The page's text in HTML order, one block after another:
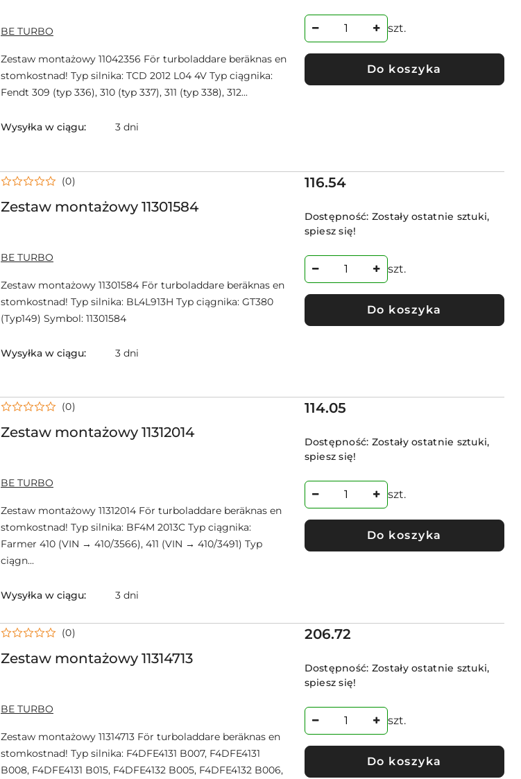
NAZWA
PRODUCENTA:
BE TURBO
Zestaw montażowy 11042356 För turboladdare beräknas en
stomkostnad! Typ silnika: TCD 2012 L04 4V Typ ciągnika:
Fendt 309 (typ 336), 310 (typ 337), 311 (typ 338), 312...
Wysyłka w ciągu: 3 dni
szt.
Do koszyka
Zestaw montażowy 11301584
(0)
NAZWA
PRODUCENTA:
BE TURBO
Zestaw montażowy 11301584 För turboladdare beräknas en
stomkostnad! Typ silnika: BL4L913H Typ ciągnika: GT380
(Typ149) Symbol: 11301584
Wysyłka w ciągu: 3 dni
Cena:
116.54
Dostępność: Zostały ostatnie sztuki,
spiesz się!
szt.
Do koszyka
Zestaw montażowy 11312014
(0)
NAZWA
PRODUCENTA:
BE TURBO
Zestaw montażowy 11312014 För turboladdare beräknas en
stomkostnad! Typ silnika: BF4M 2013C Typ ciągnika:
Farmer 410 (VIN → 410/3566), 411 (VIN → 410/3491) Typ
ciągn...
Wysyłka w ciągu: 3 dni
Cena:
114.05
Dostępność: Zostały ostatnie sztuki,
spiesz się!
szt.
Do koszyka
Zestaw montażowy 11314713
(0)
NAZWA
PRODUCENTA:
BE TURBO
Zestaw montażowy 11314713 För turboladdare beräknas en
stomkostnad! Typ silnika: F4DFE4131 B007, F4DFE4131
B008, F4DFE4131 B015, F4DFE4132 B005, F4DFE4132 B006,
Cena:
206.72
Dostępność: Zostały ostatnie sztuki,
spiesz się!
szt.
Do koszyka